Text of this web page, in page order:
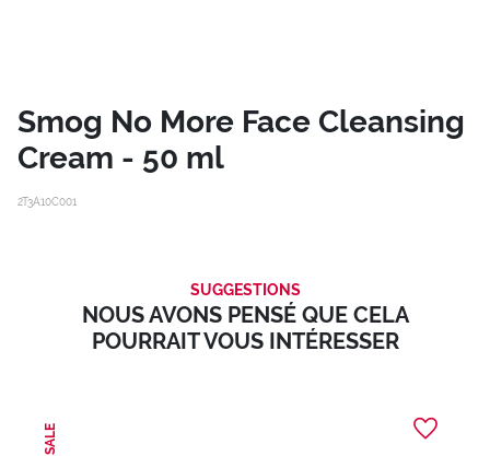
Smog No More Face Cleansing
Cream - 50 ml
2T3A10C001
SUGGESTIONS
NOUS AVONS PENSÉ QUE CELA
POURRAIT VOUS INTÉRESSER
SALE